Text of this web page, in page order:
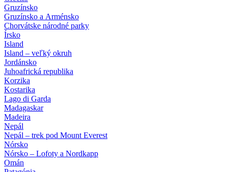
Gruzínsko
Gruzínsko a Arménsko
Chorvátske národné parky
Írsko
Island
Island – veľký okruh
Jordánsko
Juhoafrická republika
Korzika
Kostarika
Lago di Garda
Madagaskar
Madeira
Nepál
Nepál – trek pod Mount Everest
Nórsko
Nórsko – Lofoty a Nordkapp
Omán